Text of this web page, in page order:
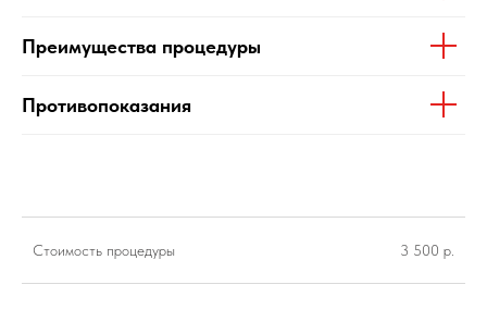
Преимущества процедуры
Противопоказания
Стоимость процедуры 3 500 р.